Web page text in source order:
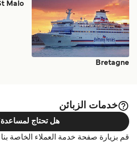
Bretagne
Malo
خدمات الزبائن
قم بزيارة صفحة خدمة العملاء الخاصة
هل تحتاج